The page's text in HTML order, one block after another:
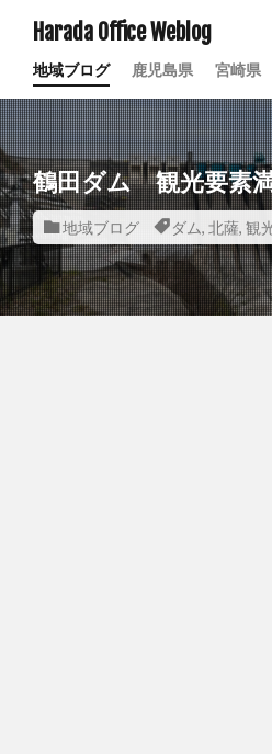
Harada Office Weblog
地域ブログ 鹿児島県 宮崎県
鶴田ダム 観光要素
地域ブログ ダム, 北薩, 観